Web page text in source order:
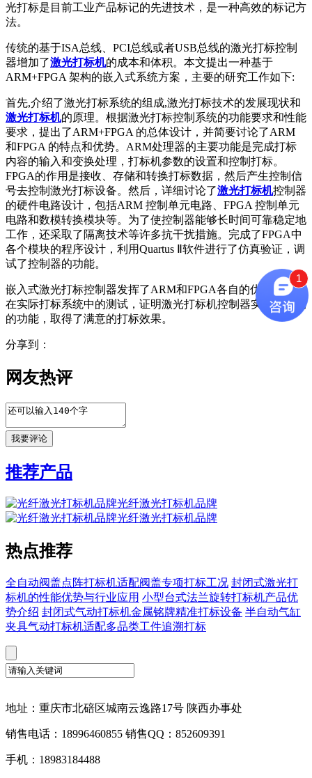
光打标是目前工业产品标记的先进技术，是一种高效的标记方
法。
传统的基于ISA总线、PCI总线或者USB总线的激光打标控制
器增加了激光打标机的成本和体积。本文提出一种基于
ARM+FPGA 架构的嵌入式系统方案，主要的研究工作如下:
首先,介绍了激光打标系统的组成,激光打标技术的发展现状和
激光打标机的原理。根据激光打标控制系统的功能要求和性能
要求，提出了ARM+FPGA 的总体设计，并简要讨论了ARM
和FPGA 的特点和优势。ARM处理器的主要功能是完成打标
内容的输入和变换处理，打标机参数的设置和控制打标。
FPGA的作用是接收、存储和转换打标数据，然后产生控制信
号去控制激光打标设备。然后，详细讨论了激光打标机控制器
的硬件电路设计，包括ARM 控制单元电路、FPGA 控制单元
电路和数模转换模块等。为了使控制器能够长时间可靠稳定地
工作，还采取了隔离技术等许多抗干扰措施。完成了FPGA中
各个模块的程序设计，利用Quartus Ⅱ软件进行了仿真验证，调
试了控制器的功能。
嵌入式激光打标控制器发挥了ARM和FPGA各自的优势。经过
在实际打标系统中的测试，证明激光打标机控制器实现了预期
的功能，取得了满意的打标效果。
分享到：
网友热评
推荐产品
光纤激光打标机品牌
光纤激光打标机品牌
热点推荐
全自动阀盖点阵打标机适配阀盖专项打标工况 封闭式激光打
标机的性能优势与行业应用 小型台式法兰旋转打标机产品优
势介绍 封闭式气动打标机金属铭牌精准打标设备 半自动气缸
夹具气动打标机适配多品类工件追溯打标
地址：重庆市北碚区城南云逸路17号 陕西办事处
销售电话：18996460855 销售QQ：852609391
手机：18983184488
1